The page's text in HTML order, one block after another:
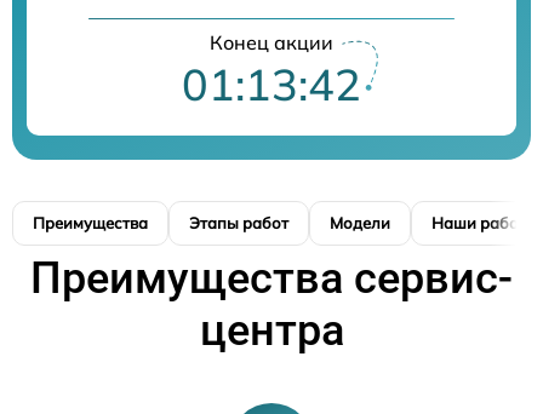
Конец акции
01:13:42
Преимущества Этапы работ Модели Наши работы
Преимущества сервис-
центра